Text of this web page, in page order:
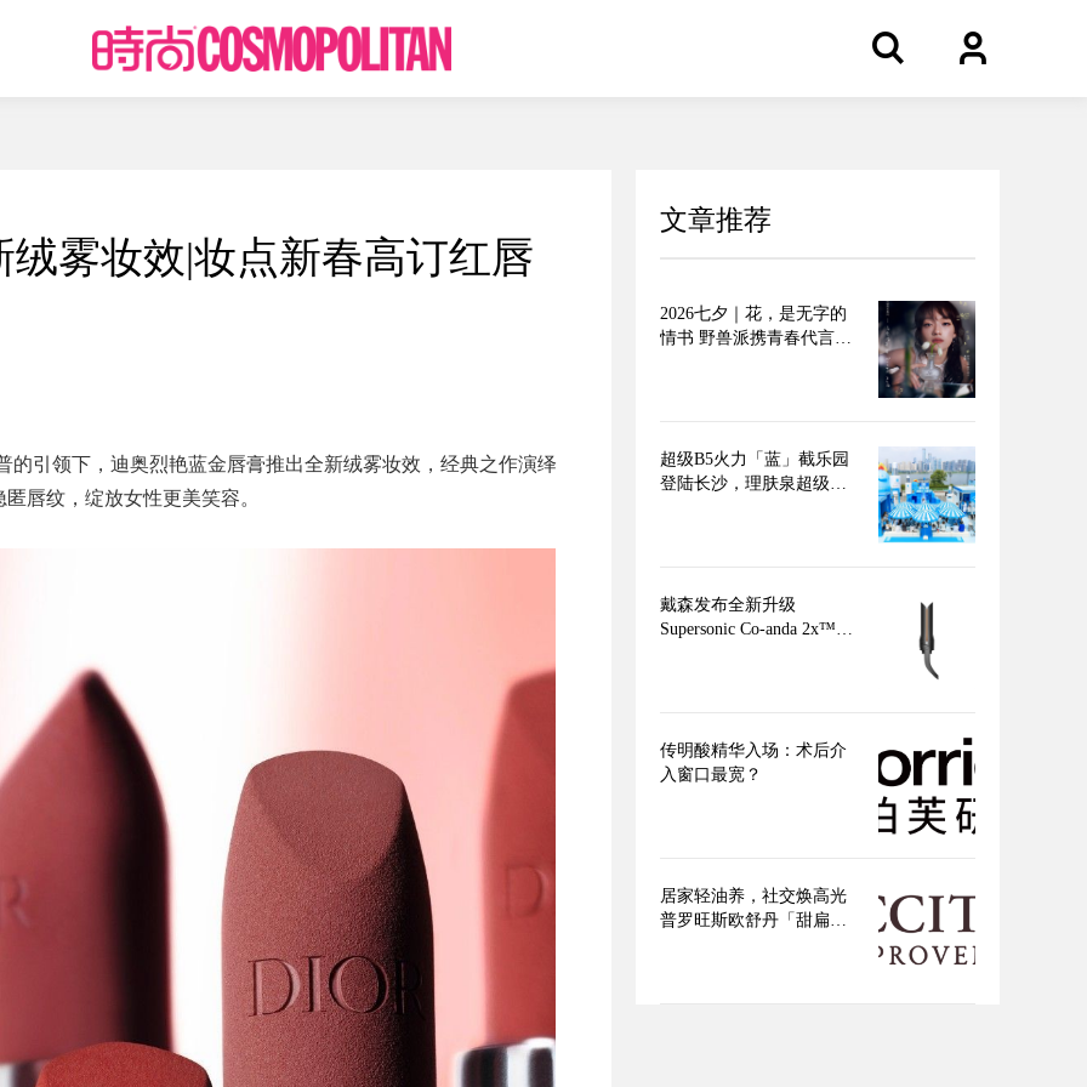
雾妆效|妆点新春高订红唇
的引领下，迪奥烈艳蓝金唇膏推出全新绒雾妆效，经典之作演绎
唇纹，绽放女性更美笑容。
文章推荐
2026七夕｜花，是无字的
情书 野兽派携青春代言人
超级B5火力「蓝」截乐园
登陆长沙，理肤泉超级B5
戴森发布全新升级
Supersonic Co-anda 2x™造
传明酸精华入场：术后介
入窗口最宽？
居家轻油养，社交焕高光
普罗旺斯欧舒丹「甜扁桃